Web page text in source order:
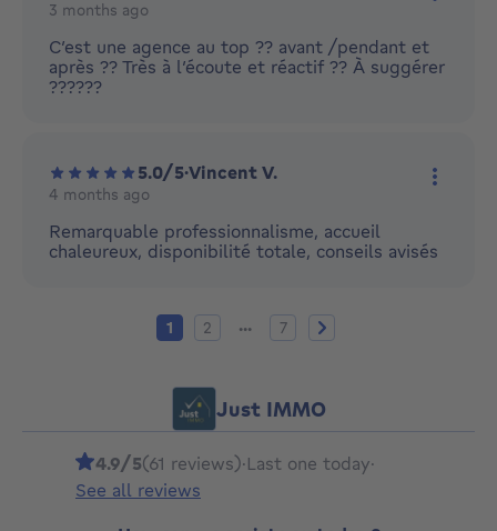
3 months ago
C’est une agence au top ?? avant /pendant et
après ?? Très à l’écoute et réactif ?? À suggérer
??????
5.0/5·Vincent V.
4 months ago
Remarquable professionnalisme, accueil
chaleureux, disponibilité totale, conseils avisés
Current page
1 Page 2
2 ... Page 7
7 Next page
Just IMMO
4.9/5(61 reviews)·Last one today·
See all reviews